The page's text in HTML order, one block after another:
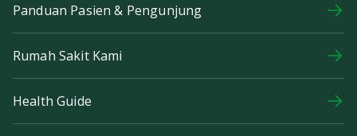
Panduan Pasien & Pengunjung
Rumah Sakit Kami
Health Guide